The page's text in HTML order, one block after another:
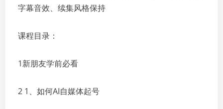
字幕音效、续集风格保持
课程目录：
1新朋友学前必看
2 1、如何AI自媒体起号